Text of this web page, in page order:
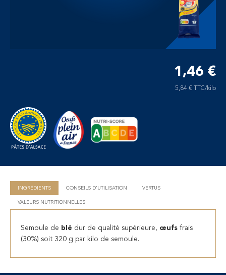
1,46 €
5,84 € TTC/kilo
INGRÉDIENTS CONSEILS D'UTILISATION VERTUS
VALEURS NUTRITIONNELLES
Semoule de blé dur de qualité supérieure, œufs frais
(30%) soit 320 g par kilo de semoule.